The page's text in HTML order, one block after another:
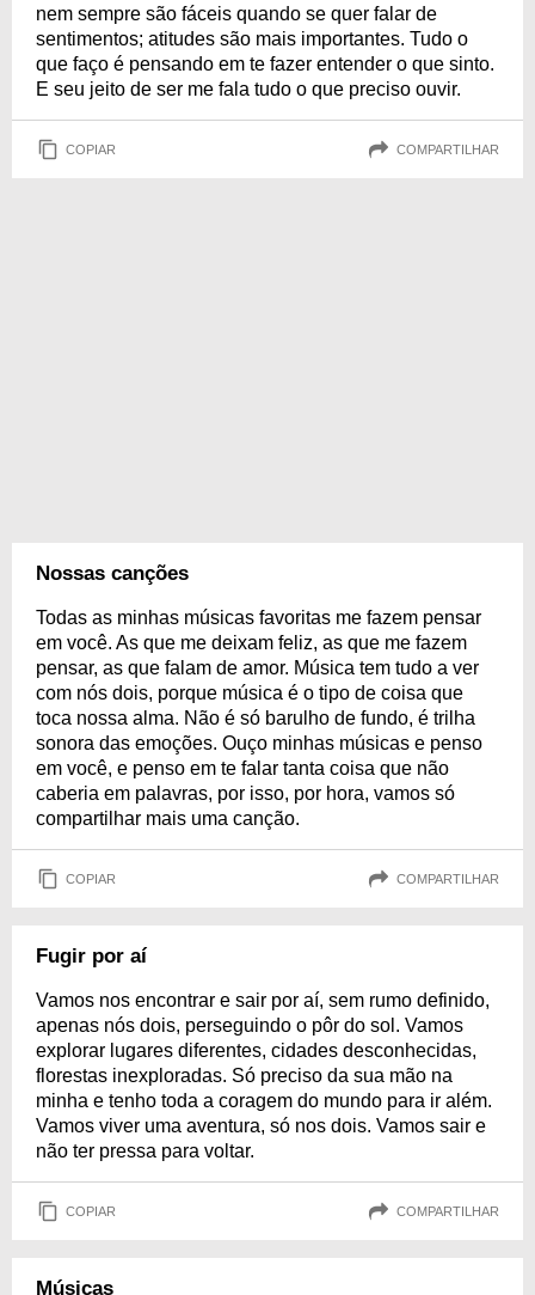
nem sempre são fáceis quando se quer falar de
sentimentos; atitudes são mais importantes. Tudo o
que faço é pensando em te fazer entender o que sinto.
E seu jeito de ser me fala tudo o que preciso ouvir.
COPIAR COMPARTILHAR
Nossas canções
Todas as minhas músicas favoritas me fazem pensar
em você. As que me deixam feliz, as que me fazem
pensar, as que falam de amor. Música tem tudo a ver
com nós dois, porque música é o tipo de coisa que
toca nossa alma. Não é só barulho de fundo, é trilha
sonora das emoções. Ouço minhas músicas e penso
em você, e penso em te falar tanta coisa que não
caberia em palavras, por isso, por hora, vamos só
compartilhar mais uma canção.
COPIAR COMPARTILHAR
Fugir por aí
Vamos nos encontrar e sair por aí, sem rumo definido,
apenas nós dois, perseguindo o pôr do sol. Vamos
explorar lugares diferentes, cidades desconhecidas,
florestas inexploradas. Só preciso da sua mão na
minha e tenho toda a coragem do mundo para ir além.
Vamos viver uma aventura, só nos dois. Vamos sair e
não ter pressa para voltar.
COPIAR COMPARTILHAR
Músicas